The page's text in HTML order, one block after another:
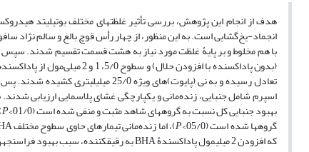
با هم مخلوط و بر پایۀ غلظت مورد نیاز به هشت قسمت تقسیم شدند. سپس
تعادل رسیده و به نی (پایوت)­های
بهبود جنبایی کل نسبت به گروه­های شاهد مثبت و منفی شده است (01/0> P
گروه­ها شده است (05/0> P)، اما زنده‌مانی تیمارهای حاوی سطوح مختلف BHA و BHT تفاوت معنی­داری با گروه­های شاهد مثبت و منفی نداشت (05/0<
که افزودن 2 میلی­مول پاداکسندۀ BHA به رقیق­کننده، سبب بهبود فراسنجه­های پس از انجماد اسپرم قوچ می­ شود.